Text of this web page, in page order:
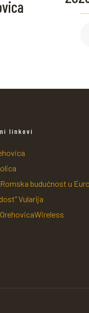
linkovi
budućnost u
Vularija